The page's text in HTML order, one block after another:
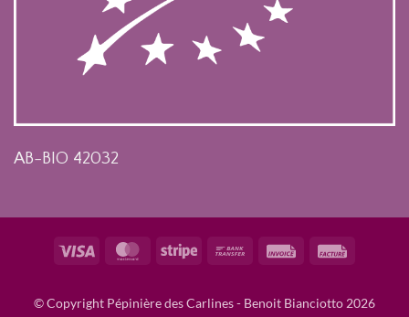
AB-BIO 42032
Visa MasterCardStripe
Bank
Invoice
© Copyright Pépinière des Carlines - Benoit Bianciotto 2026